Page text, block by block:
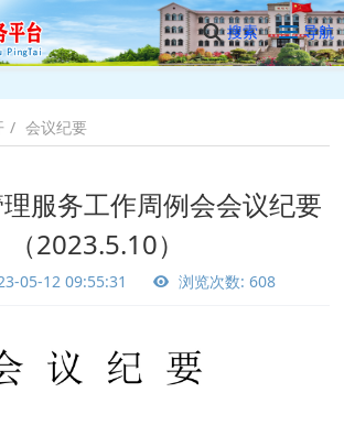
搜索 导航
会议纪要
服务工作周例会会议纪要
（2023.5.10）
05-12 09:55:31 浏览次数: 608